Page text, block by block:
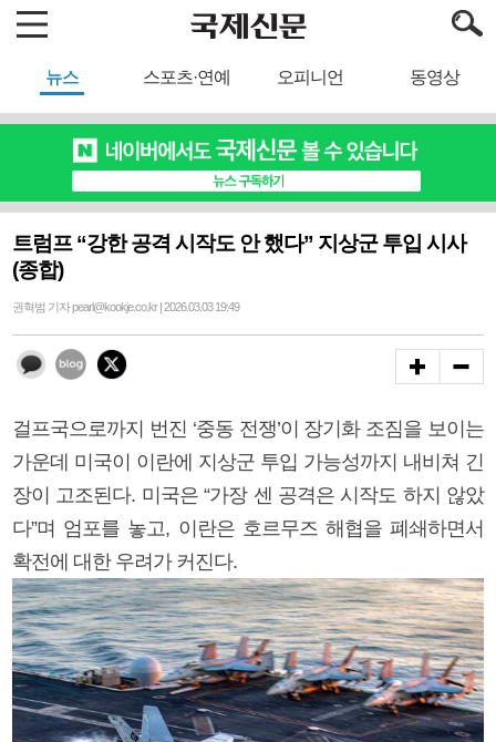
뉴스 스포츠·연예 오피니언 동영상
트럼프 “강한 공격 시작도 안 했다” 지상군 투입 시사
(종합)
권혁범 기자 pearl@kookje.co.kr | 2026.03.03 19:49
걸프국으로까지 번진 ‘중동 전쟁’이 장기화 조짐을 보이는
가운데 미국이 이란에 지상군 투입 가능성까지 내비쳐 긴
장이 고조된다. 미국은 “가장 센 공격은 시작도 하지 않았
다”며 엄포를 놓고, 이란은 호르무즈 해협을 폐쇄하면서
확전에 대한 우려가 커진다.